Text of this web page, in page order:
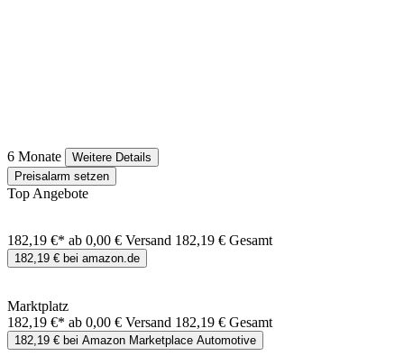
6 Monate
Weitere Details
Preisalarm setzen
Top Angebote
182,19 €* ab 0,00 € Versand 182,19 € Gesamt
182,19 € bei amazon.de
Marktplatz
182,19 €* ab 0,00 € Versand 182,19 € Gesamt
182,19 € bei Amazon Marketplace Automotive